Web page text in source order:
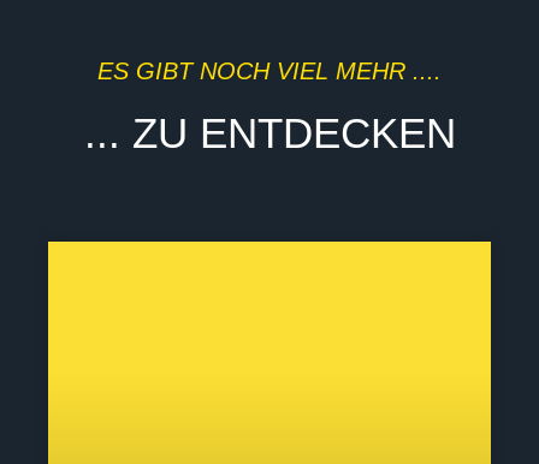
ES GIBT NOCH VIEL MEHR ....
... ZU ENTDECKEN